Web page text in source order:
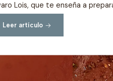
Lois, que te enseña a
Leer artículo